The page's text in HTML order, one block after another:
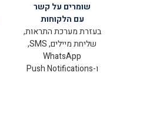
שומרים על קשר
עם הלקוחות
בעזרת מערכת התראות,
שליחת מיילים, SMS,
WhatsApp
ו-Push Notifications